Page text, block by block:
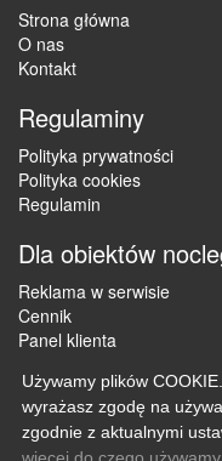
Strona główna
O nas
Kontakt
Regulaminy
Polityka prywatności
Polityka cookies
Regulamin
Dla obiektów
Reklama w serwisie
Cennik
Panel klienta
Copyright © 2012 -
Używamy plików
wyrażasz zgodę na
zgodnie z aktualnymi